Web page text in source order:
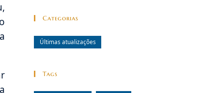
Categorias
Últimas atualizações
Tags